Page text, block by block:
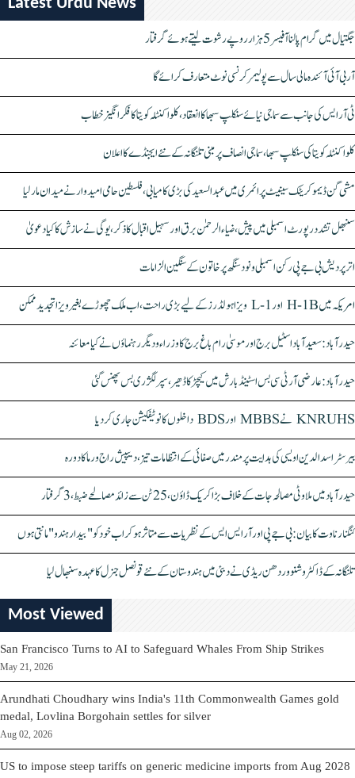
جگتیال میں گرام پالنا آفیسر 5 ہزار روپے رشوت لیتے ہوئے گرفتار
آر بی آئی آئندہ مالی سال سے پولیمر کرنسی نوٹ متعارف کرائے گا
ٹی آر ایس کی جانب سے سماجی نیائے سنکلپ سبھا کا انعقاد، کلواکنٹلہ کویتا کا فکر انگیز خطاب
کلواکنٹلہ کویتا کی سنکلپ سبھا، سماجی انصاف پر مبنی تلنگانہ کے نئے ایجنڈے کا اعلان
مشی گن ڈیموکریٹک سینیٹ پرائمری میں عبدالسعید کی بڑی کامیابی، فلسطین حامی امیدوار نے میدان مار لیا
سنبھل تشدد رپورٹ اسمبلی میں پیش، ضیاء الرحمٰن برق اور سہیل اقبال کا ذکر، یوگی نے سازش کا کیا دعویٰ
اتر پردیش بی جے پی رکن اسمبلی ونود سنگھ پر خاتون کے سنگین الزامات
امریکہ میں H-1B اور L-1 ویزا ہولڈرز کے لیے بڑی راحت، اب ملک چھوڑے بغیر ویزا تجدید ممکن
حیدرآباد: سعیدآباد اسٹیل برج اور موسیٰ رام باغ برج کا وزراء و دیگر رہنماؤں نے کیا معائنہ
حیدرآباد: عارضی آر ٹی سی بس اسٹینڈ بارش میں کیچڑ کا ڈھیر، سپر لگژری بس پھنس گئی
KNRUHS نے MBBS اور BDS داخلوں کا نوٹیفکیشن جاری کر دیا
بیرسٹر اسدالدین اویسی کی ہدایت پر مندر میں صفائی کے انتظامات تیز، دیپیش راج ورما کا دورہ
حیدرآباد میں ملاوٹی مصالحہ جات کے خلاف بڑا کریک ڈاؤن، 25 ٹن سے زائد مصالحے ضبط، 3 گرفتار
کنگنا رناوت کا بیان: بی جے پی اور آر ایس ایس کے نظریات سے متاثر ہو کر اب خود کو "بیدار ہندو" مانتی ہوں
تلنگانہ کے ڈاکٹر وشنو وردھن ریڈی نے دبئی میں ہندوستان کے نئے قونصل جنرل کا عہدہ سنبھال لیا
Most Viewed
San Francisco Turns to AI to Safeguard Whales From Ship Strikes
May 21, 2026
Arundhati Choudhary wins India's 11th Commonwealth Games gold
medal, Lovlina Borgohain settles for silver
Aug 02, 2026
US to impose steep tariffs on generic medicine imports from Aug 2028